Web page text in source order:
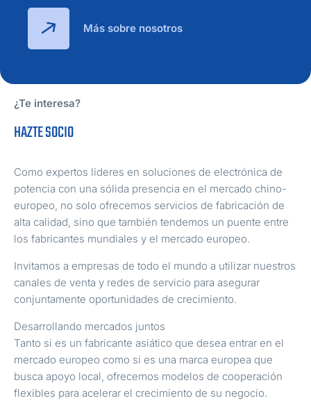
Más sobre nosotros
¿Te interesa?
HAZTE SOCIO
Como expertos líderes en soluciones de electrónica de
potencia con una sólida presencia en el mercado chino-
europeo, no solo ofrecemos servicios de fabricación de
alta calidad, sino que también tendemos un puente entre
los fabricantes mundiales y el mercado europeo.
Invitamos a empresas de todo el mundo a utilizar nuestros
canales de venta y redes de servicio para asegurar
conjuntamente oportunidades de crecimiento.
Desarrollando mercados juntos
Tanto si es un fabricante asiático que desea entrar en el
mercado europeo como si es una marca europea que
busca apoyo local, ofrecemos modelos de cooperación
flexibles para acelerar el crecimiento de su negocio.